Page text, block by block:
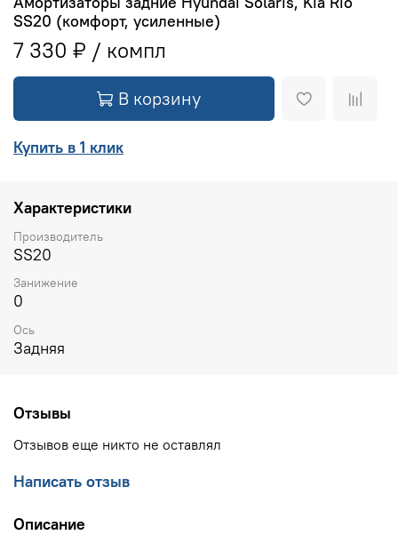
SS20 (комфорт, усиленные)
7 330 ₽
В корзину
Купить в 1 клик
Характеристики
Производитель
SS20
Занижение
0
Ось
Задняя
Отзывы
Отзывов еще никто не оставлял
Написать отзыв
Описание